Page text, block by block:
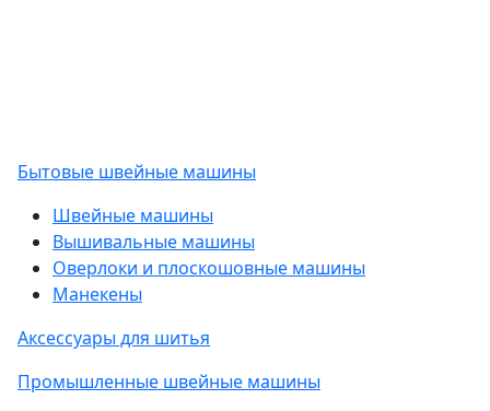
Бытовые швейные машины
Швейные машины
Вышивальные машины
Оверлоки и плоскошовные машины
Манекены
Аксессуары для шитья
Промышленные швейные машины